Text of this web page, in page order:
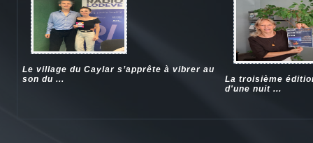
Le village du Caylar s’apprête à vibrer au
son du ...
La troisième
d'une nuit ...